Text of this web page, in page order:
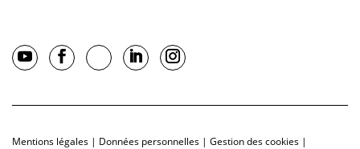
Mentions légales | Données personnelles | Gestion des cookies |